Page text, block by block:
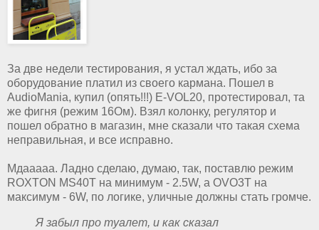
За две недели тестирования, я устал ждать, ибо за
оборудование платил из своего кармана. Пошел в
AudioMania, купил (опять!!!) E-VOL20, протестировал, та
же фигня (режим 16Ом). Взял колонку, регулятор и
пошел обратно в магазин, мне сказали что такая схема
неправильная, и все исправно.
Мдааааа. Ладно сделаю, думаю, так, поставлю режим
ROXTON MS40T на минимум - 2.5W, а OVO3T на
максимум - 6W, по логике, уличные должны стать громче.
Я забыл про туалет, и как сказал